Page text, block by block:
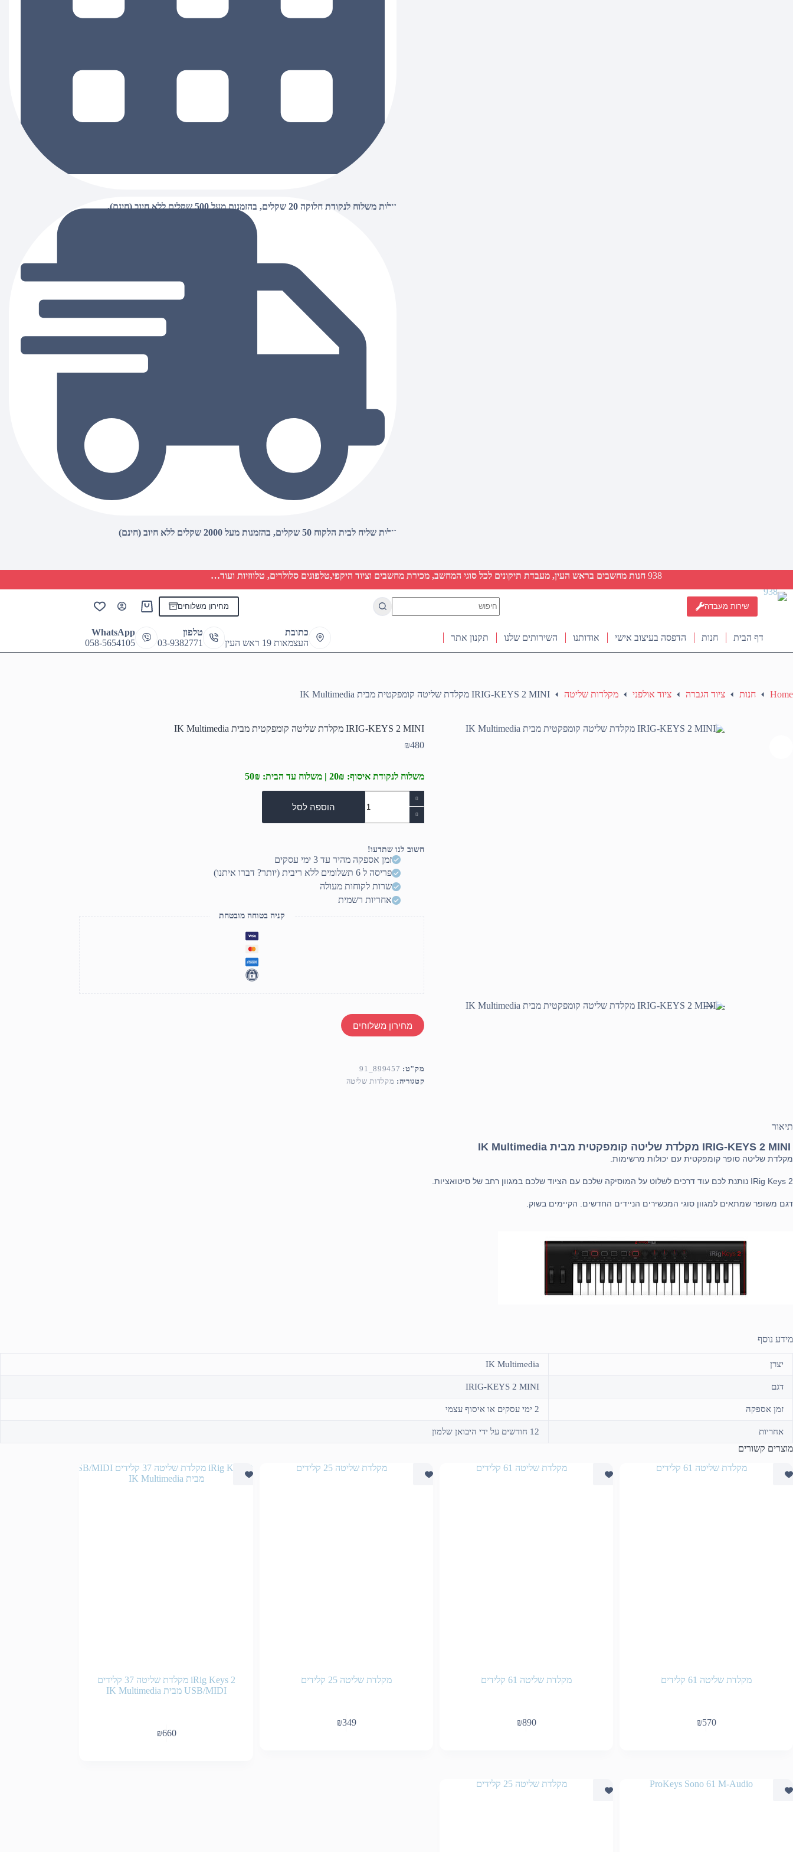
עלות משלוח לנקודת חלוקה 20 שקלים, בהזמנות מעל 500 שקלים ללא חיוב (חינם),
עלות שליח לבית הלקוח 50 שקלים, בהזמנות מעל 2000 שקלים ללא חיוב (חינם)
938 חנות מחשבים בראש העין, מעבדת תיקונים לכל סוגי המחשב, מכירת מחשבים וציוד היקפי,טלפונים סלולרים, טלווזיות ועוד…
שירות מעבדה
results
מחירון משלוחים
Shopping
דף הבית
חנות הדפסה בעיצוב אישי אודותנו השירותים שלנו תקנון אתר
כתובת
העצמאות 19 ראש העין
טלפון
03-9382771
WhatsApp
058-5654105
Home חנות ציוד הגברה ציוד אולפני מקלדות שליטה IRIG-KEYS 2 MINI מקלדת שליטה קומפקטית מבית IK Multimedia
IRIG-KEYS 2 MINI מקלדת שליטה קומפקטית מבית IK Multimedia
₪480
משלוח לנקודת איסוף: 20₪ | משלוח עד הבית: 50₪
כמות
של
IRIG-
KEYS
MINI
מקלדת
קומפקטית
Multimedia
הוספה לסל
חשוב לנו שתדעו!
זמן אספקה מהיר עד 3 ימי עסקים
פריסה ל 6 תשלומים ללא ריבית (יותר? דברו איתנו)
שרות לקוחות מעולה
אחריות רשמית
קניה בטוחה מובטחת
מחירון משלוחים
מק"ט: 899457_91
קטגוריה: מקלדות שליטה
תיאור
IRIG-KEYS 2 MINI מקלדת שליטה קומפקטית מבית IK Multimedia
מקלדת שליטה סופר קומפקטית עם יכולות מרשימות.
IRig Keys 2 נותנת לכם עוד דרכים לשלוט על המוסיקה שלכם עם הציוד שלכם במגוון רחב של סיטואציות.
דגם משופר שמתאים למגוון סוגי המכשירים הניידים החדשים. הקיימים בשוק.
מידע נוסף
יצרן IK Multimedia
דגם IRIG-KEYS 2 MINI
זמן אספקה 2 ימי עסקים או איסוף עצמי
אחריות 12 חודשים על ידי היבואן שלמון
מוצרים קשורים
מקלדת שליטה 61 קלידים
₪570
מקלדת שליטה 61 קלידים
₪890
מקלדת שליטה 25 קלידים
₪349
iRig Keys 2 מקלדת שליטה 37 קלידים
USB/MIDI מבית IK Multimedia
₪660